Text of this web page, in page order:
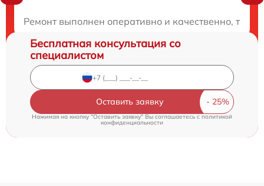
Ремонт выполнен оперативно и качественно,
Бесплатная консультация со
специалистом
Оставить заявку
Нажимая на кнопку "Оставить заявку" Вы соглашаетесь c политикой
конфиденциальности